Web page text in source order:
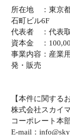
所在地 ：東京都
石町ビル6F
代表者 ：代表
資本金 ：
事業内容：産業
発・販売
【本件に関する
株式会社スカイ
コーポレート本
E-mail：